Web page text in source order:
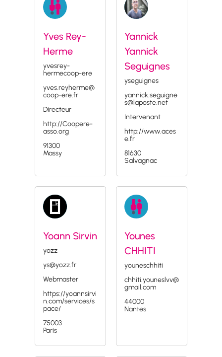
Yves Rey-
Herme
yvesrey-
hermecoop-ere
yves.reyherme@
coop-ere.fr
Directeur
http://Coopere-
asso.org
91300
Massy
Yannick
Yannick
Seguignes
yseguignes
yannick.seguigne
s@laposte.net
Intervenant
http://www.aces
e.fr
81630
Salvagnac
Yoann Sirvin
yozz
ys@yozz.fr
Webmaster
https://yoannsirvi
n.com/services/s
pace/
75003
Paris
Younes
CHHITI
youneschhiti
chhiti.youneslvv@
gmail.com
44000
Nantes